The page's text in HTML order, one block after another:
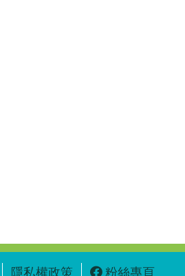
隱私權政策 粉絲專頁